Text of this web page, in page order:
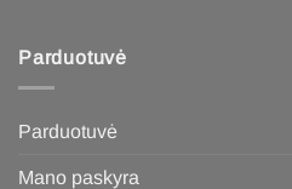
Parduotuvė
Parduotuvė
Mano paskyra